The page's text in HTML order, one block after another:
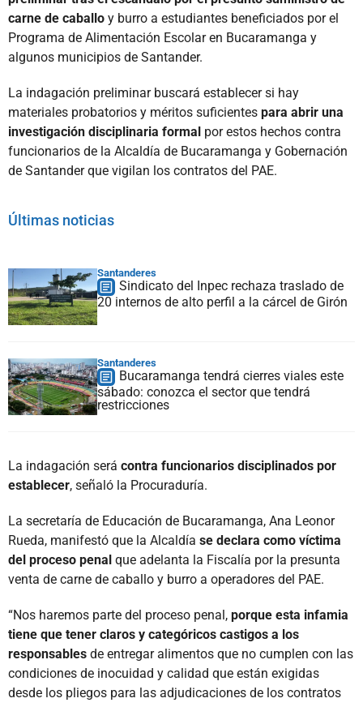
carne de caballo y burro a estudiantes beneficiados por el
Programa de Alimentación Escolar en Bucaramanga y
algunos municipios de Santander.
La indagación preliminar buscará establecer si hay
materiales probatorios y méritos suficientes para abrir una
investigación disciplinaria formal por estos hechos contra
funcionarios de la Alcaldía de Bucaramanga y Gobernación
de Santander que vigilan los contratos del PAE.
Últimas noticias
Santanderes
Sindicato del Inpec rechaza traslado de
20 internos de alto perfil a la cárcel de Girón
Santanderes
Bucaramanga tendrá cierres viales este
sábado: conozca el sector que tendrá
restricciones
La indagación será contra funcionarios disciplinados por
establecer, señaló la Procuraduría.
La secretaría de Educación de Bucaramanga, Ana Leonor
Rueda, manifestó que la Alcaldía se declara como víctima
del proceso penal que adelanta la Fiscalía por la presunta
venta de carne de caballo y burro a operadores del PAE.
“Nos haremos parte del proceso penal, porque esta infamia
tiene que tener claros y categóricos castigos a los
responsables de entregar alimentos que no cumplen con las
condiciones de inocuidad y calidad que están exigidas
desde los pliegos para las adjudicaciones de los contratos